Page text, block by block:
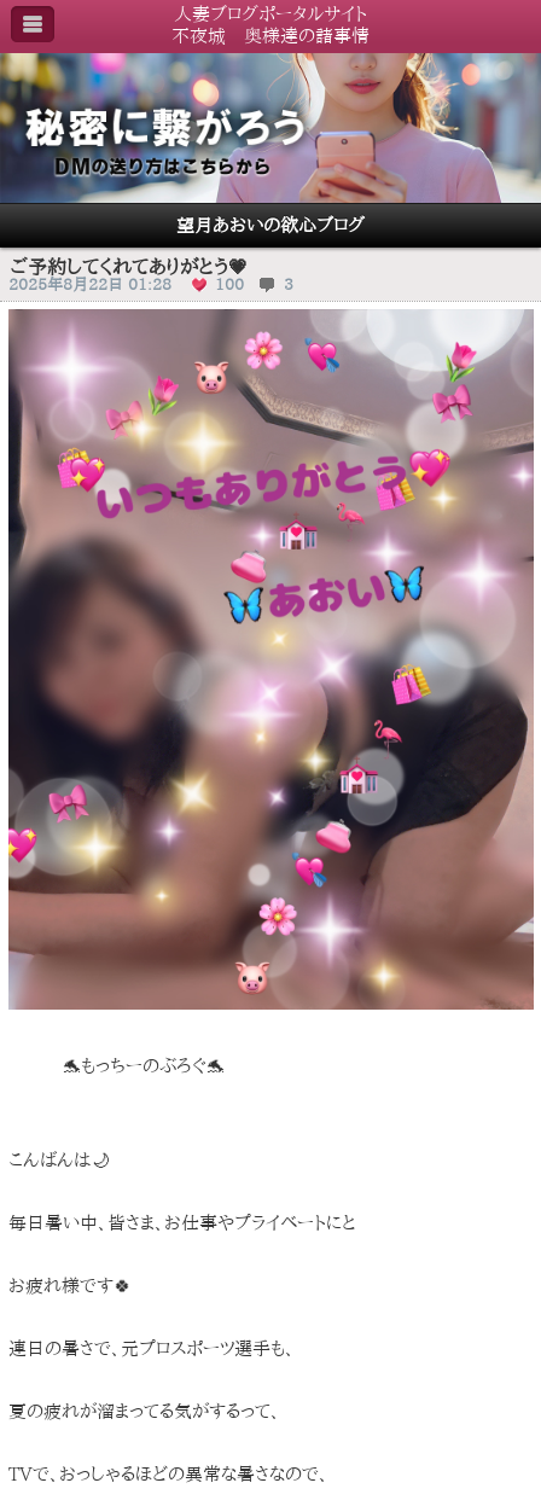
人妻ブログポータルサイト
不夜城 奥様達の諸事情
望月あおいの欲心ブログ
ご予約してくれてありがとう💗
2025年8月22日 01:28 100 3
🐬もっちーのぶろぐ🐬
こんばんは🌙
毎日暑い中、皆さま、お仕事やプライベートにと
お疲れ様です🍀
連日の暑さで、元プロスポーツ選手も、
夏の疲れが溜まってる気がするって、
TVで、おっしゃるほどの異常な暑さなので、